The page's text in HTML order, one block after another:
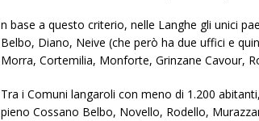
n base a questo criterio, nelle Langhe gli unici
Belbo, Diano, Neive (che però ha due uffici e
Morra, Cortemilia, Monforte, Grinzane Cavour,
Tra i Comuni langaroli con meno di 1.200
pieno Cossano Belbo, Novello, Rodello,